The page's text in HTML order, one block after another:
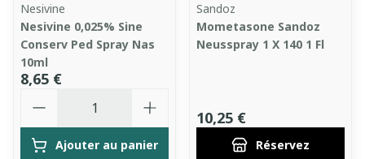
Nesivine
Nesivine 0,025% Sine
Conserv Ped Spray Nas
10ml
8,65 €
Ajouter au panier
Sandoz
Mometasone Sandoz
Neusspray 1 X 140 1 Fl
10,25 €
Réservez